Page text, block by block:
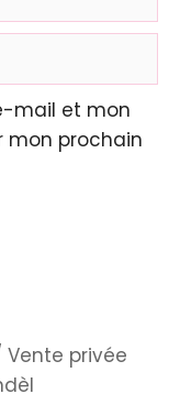
mail et mon
mon prochain
Vente privée